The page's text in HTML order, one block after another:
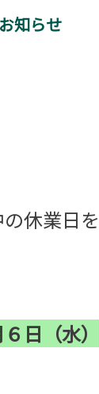
知らせ
休業日
日（水）